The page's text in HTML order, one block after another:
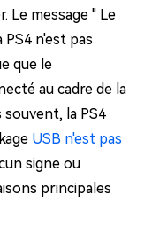
Le message " Le
n'est pas
que le
au cadre de la
souvent, la PS4
USB n'est pas
signe ou
principales